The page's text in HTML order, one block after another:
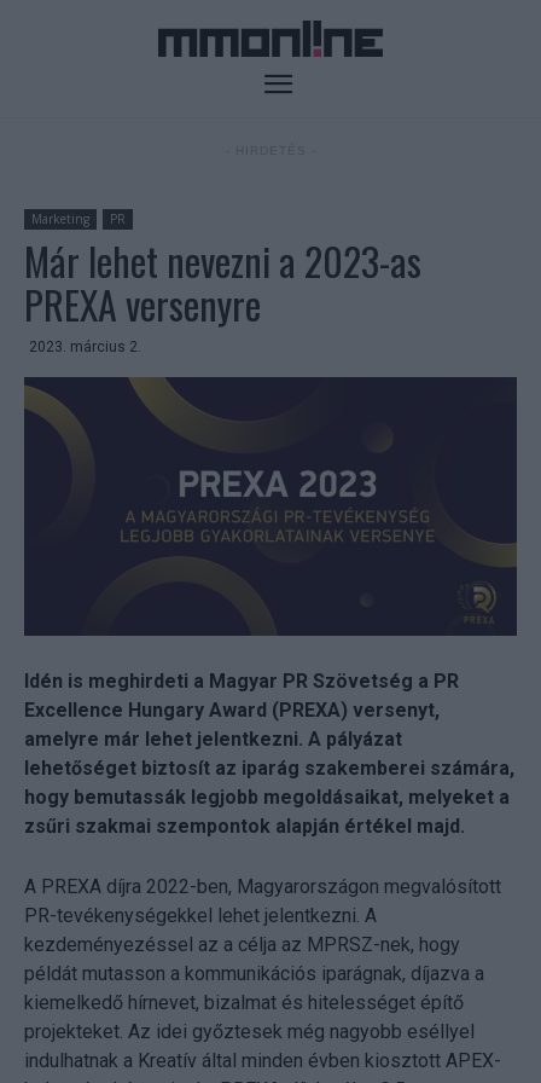
Marketing PR
Már lehet nevezni a 2023-as
PREXA versenyre
2023. március 2.
Idén is meghirdeti a Magyar PR Szövetség a PR
Excellence Hungary Award (PREXA) versenyt,
amelyre már lehet jelentkezni. A pályázat
lehetőséget biztosít az iparág szakemberei számára,
hogy bemutassák legjobb megoldásaikat, melyeket a
zsűri szakmai szempontok alapján értékel majd.
A PREXA díjra 2022-ben, Magyarországon megvalósított
PR-tevékenységekkel lehet jelentkezni. A
kezdeményezéssel az a célja az MPRSZ-nek, hogy
példát mutasson a kommunikációs iparágnak, díjazva a
kiemelkedő hírnevet, bizalmat és hitelességet építő
projekteket. Az idei győztesek még nagyobb eséllyel
indulhatnak a Kreatív által minden évben kiosztott APEX-